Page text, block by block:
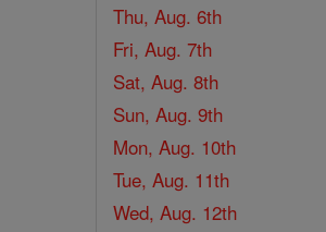
Thu, Aug. 6th
Fri, Aug. 7th
Sat, Aug. 8th
Sun, Aug. 9th
Mon, Aug. 10th
Tue, Aug. 11th
Wed, Aug. 12th